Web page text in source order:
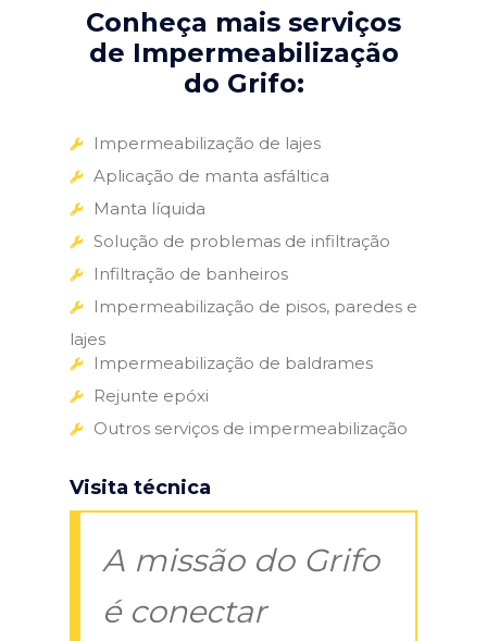
Conheça mais serviços
de Impermeabilização
do Grifo:
Impermeabilização de lajes
Aplicação de manta asfáltica
Manta líquida
Solução de problemas de infiltração
Infiltração de banheiros
Impermeabilização de pisos, paredes e
lajes
Impermeabilização de baldrames
Rejunte epóxi
Outros serviços de impermeabilização
Visita técnica
A missão do Grifo
é conectar